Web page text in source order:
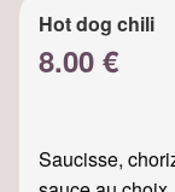
Hot dog chili
8.00 €
Saucisse,